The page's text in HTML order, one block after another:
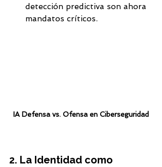
detección predictiva son ahora
mandatos críticos.
IA Defensa vs. Ofensa en Ciberseguridad
2. La Identidad como